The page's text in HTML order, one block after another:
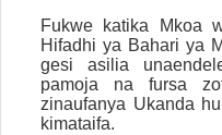
Fukwe katika Mkoa
Hifadhi ya Bahari ya
gesi asilia
pamoja na fursa
zinaufanya Ukanda
kimataifa.